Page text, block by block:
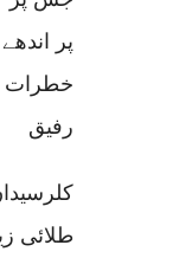
پر
خطرات
رفیق
طلائی